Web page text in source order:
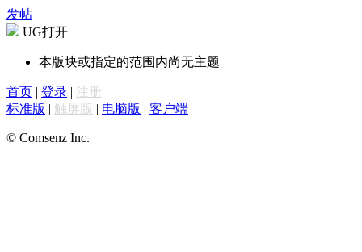
发帖
UG打开
本版块或指定的范围内尚无主题
首页 | 登录 | 注册
标准版 | 触屏版 | 电脑版 | 客户端
© Comsenz Inc.